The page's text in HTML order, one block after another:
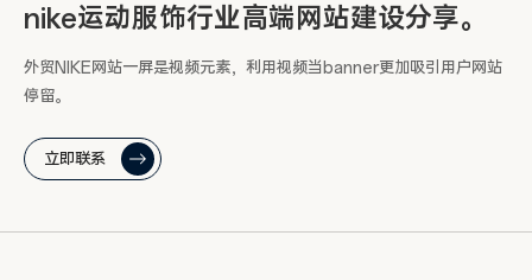
nike运动服饰行业高端网站建设分享。
外贸NIKE网站一屏是视频元素，利用视频当banner更加吸引用户网站
停留。
立即联系